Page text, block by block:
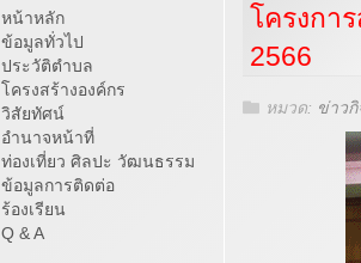
หน้าหลัก
ข้อมูลทั่วไป
ประวัติตำบล
โครงสร้างองค์กร
วิสัยทัศน์
อำนาจหน้าที่
ท่องเที่ยว ศิลปะ วัฒนธรรม
ข้อมูลการติดต่อ
ร้องเรียน
Q & A
โครงกา
2566
หมวด: ข่าว